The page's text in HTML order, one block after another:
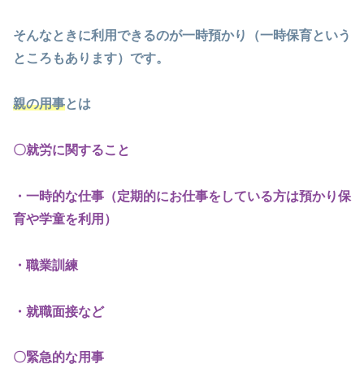
そんなときに利用できるのが一時預かり（一時保育という
ところもあります）です。
親の用事とは
〇就労に関すること
・一時的な仕事（定期的にお仕事をしている方は預かり保
育や学童を利用）
・職業訓練
・就職面接など
〇緊急的な用事